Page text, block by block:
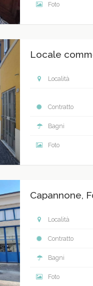
Foto
Locale
Località
Contratto
Bagni
Foto
Capannone,
Località
Contratto
Bagni
Foto